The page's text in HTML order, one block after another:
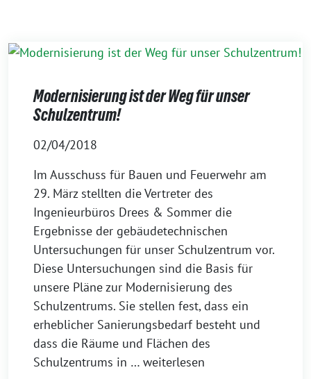
Modernisierung ist der Weg für unser
Schulzentrum!
02/04/2018
Im Ausschuss für Bauen und Feuerwehr am
29. März stellten die Vertreter des
Ingenieurbüros Drees & Sommer die
Ergebnisse der gebäudetechnischen
Untersuchungen für unser Schulzentrum vor.
Diese Untersuchungen sind die Basis für
unsere Pläne zur Modernisierung des
Schulzentrums. Sie stellen fest, dass ein
erheblicher Sanierungsbedarf besteht und
dass die Räume und Flächen des
Schulzentrums in … weiterlesen